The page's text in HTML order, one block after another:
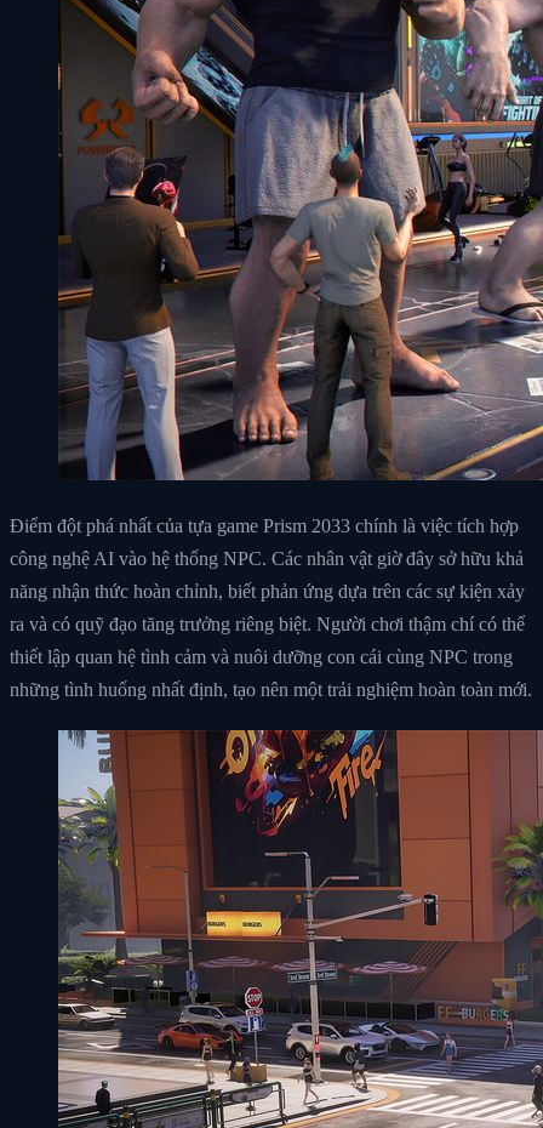
Điểm đột phá nhất của tựa game Prism 2033 chính là việc tích hợp
công nghệ AI vào hệ thống NPC. Các nhân vật giờ đây sở hữu khả
năng nhận thức hoàn chỉnh, biết phản ứng dựa trên các sự kiện xảy
ra và có quỹ đạo tăng trưởng riêng biệt. Người chơi thậm chí có thể
thiết lập quan hệ tình cảm và nuôi dưỡng con cái cùng NPC trong
những tình huống nhất định, tạo nên một trải nghiệm hoàn toàn mới.